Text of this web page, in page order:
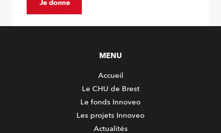
MENU
Accueil
Le CHU de Brest
Le fonds Innoveo
Les projets Innoveo
Actualités